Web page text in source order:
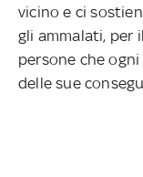
vicino e ci
gli ammalati, per
persone che
delle sue